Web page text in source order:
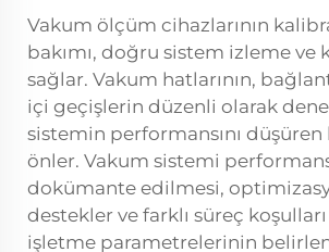
Vakum ölçüm cihazlarının
bakımı, doğru sistem izleme ve
sağlar. Vakum hatlarının,
içi geçişlerin düzenli olarak
sistemin performansını düşüren
önler. Vakum sistemi
dokümante edilmesi,
destekler ve farklı süreç
işletme parametrelerinin